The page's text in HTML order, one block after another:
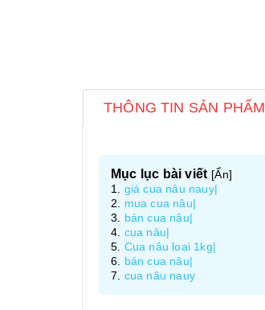
THÔNG TIN SẢN PHẨM
Mục lục bài viết [Ẩn]
giá cua nâu nauy|
mua cua nâu|
bán cua nâu|
cua nâu|
Cua nâu loại 1kg|
bán cua nâu|
cua nâu nauy